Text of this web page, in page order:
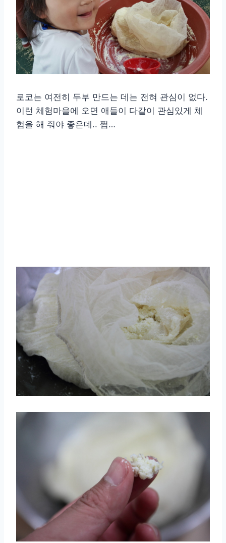
로코는 여전히 두부 만드는 데는 전혀 관심이 없다.
이런 체험마을에 오면 애들이 다같이 관심있게 체
험을 해 줘야 좋은데.. 쩝…